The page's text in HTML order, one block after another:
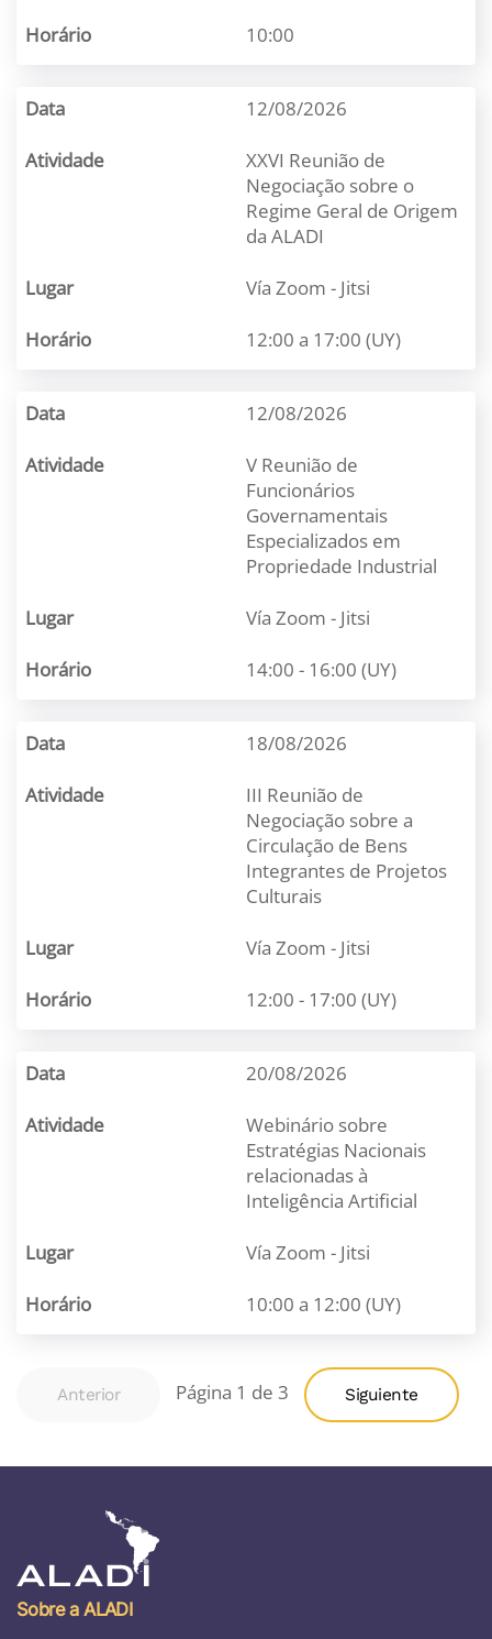
10:00
12/08/2026
XXVI Reunião de
Negociação sobre o
Regime Geral de Origem
da ALADI
Vía Zoom - Jitsi
12:00 a 17:00 (UY)
12/08/2026
V Reunião de
Funcionários
Governamentais
Especializados em
Propriedade Industrial
Vía Zoom - Jitsi
14:00 - 16:00 (UY)
18/08/2026
III Reunião de
Negociação sobre a
Circulação de Bens
Integrantes de Projetos
Culturais
Vía Zoom - Jitsi
12:00 - 17:00 (UY)
20/08/2026
Webinário sobre
Estratégias Nacionais
relacionadas à
Inteligência Artificial
Vía Zoom - Jitsi
10:00 a 12:00 (UY)
Anterior Página 1 de 3 Siguiente
Sobre a ALADI